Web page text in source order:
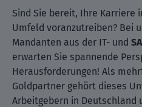
Sind Sie bereit, Ihre Karriere
Umfeld voranzutreiben? Bei
Mandanten aus der IT- und
erwarten Sie spannende
Herausforderungen! Als
Goldpartner gehört dieses
Arbeitgebern in Deutschland